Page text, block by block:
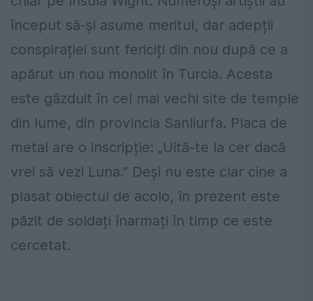
început să-și asume meritul, dar adepții
conspirației sunt fericiți din nou după ce a
apărut un nou monolit în Turcia. Acesta
este găzduit în cel mai vechi site de temple
din lume, din provincia Sanliurfa. Placa de
metal are o inscripție: „Uită-te la cer dacă
vrei să vezi Luna.” Deși nu este clar cine a
plasat obiectul de acolo, în prezent este
păzit de soldați înarmați în timp ce este
cercetat.